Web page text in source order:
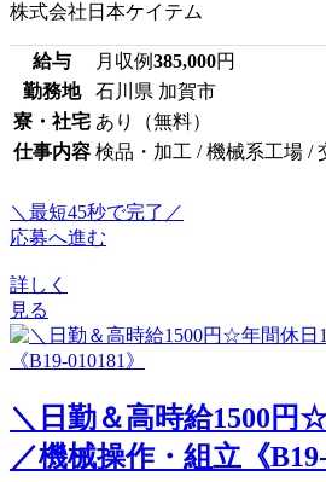
株式会社日本ケイテム
給与 月収例385,000円
勤務地
石川県 加賀市
寮・社宅 あり（無料）
仕事内容 検品・加工 / 機械系工場 /
＼最短45秒で完了／
応募へ進む
詳しく
見る
＼日勤＆高時給1500円
／機械操作・組立《